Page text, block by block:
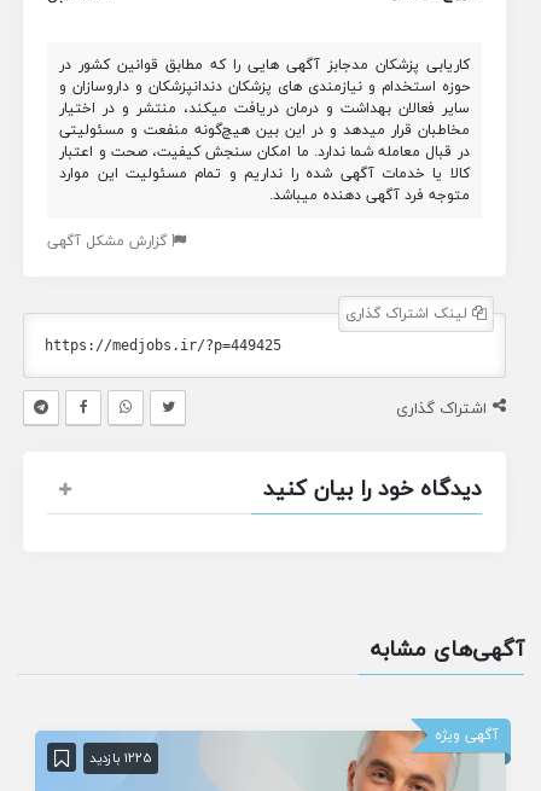
کاریابی پزشکان مدجابز آگهی هایی را که مطابق قوانین کشور در
حوزه استخدام و نیازمندی های پزشکان دندانپزشکان و داروسازان و
سایر فعالان بهداشت و درمان دریافت میکند، منتشر و در اختیار
مخاطبان قرار میدهد و در این بین هیچ‌گونه منفعت و مسئولیتی
در قبال معامله شما ندارد. ما امکان سنجش کیفیت، صحت و اعتبار
کالا یا خدمات آگهی شده را نداریم و تمام مسئولیت این موارد
متوجه فرد آگهی دهنده میباشد.
گزارش مشکل آگهی
لینک اشتراک گذاری
اشتراک گذاری
دیدگاه خود را بیان کنید
آگهی‌های مشابه
آگهی ویژه
1225 بازدید